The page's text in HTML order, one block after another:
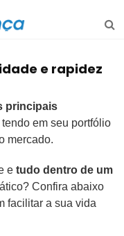
e rapidez
principais
tendo em seu portfólio
mercado.
e tudo dentro de um
Confira abaixo
facilitar a sua vida